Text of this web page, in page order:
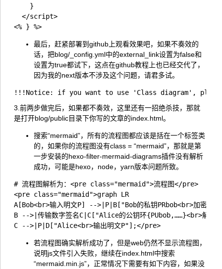
    }
  </script>
最后，赶紧部署到github上观看效果吧，如果不奏效的
话，把blog/_config.yml中的external_link设置为false和
设置为true都试下，这点在github教程上也已经交代了，
因为我的next版本不涉及这个问题，请君多试。
3.前两步做完后，如果都不奏效，这里还有一招绝杀技，那就
是打开blog/public目录下你写的文章的index.html。
搜索“mermaid”，所有的流程图都应该是括在一个标签类
的，如果你的流程图没有class = “mermaid”，那就是第
一步安装的hexo-filter-mermaid-diagrams插件没有解析
成功，可能是hexo，node，yarn版本问题所致。
# 流程图解析为：<pre class="mermaid">流程图</pre>
<pre class="mermaid">graph LR
A[Bob<br>输入明文P] -->|P|B["Bob的私钥PRbob<br>加密算
B -->|传输数字签名C|C["Alice的公钥环{PUbob,……}<br>解密
若流程图确实解析成功了，但是web仍然不显示流程图，
说明js文件引入失败，继续在index.html中搜索
“mermaid.min.js”，正常情况下需要有如下内容，如果没